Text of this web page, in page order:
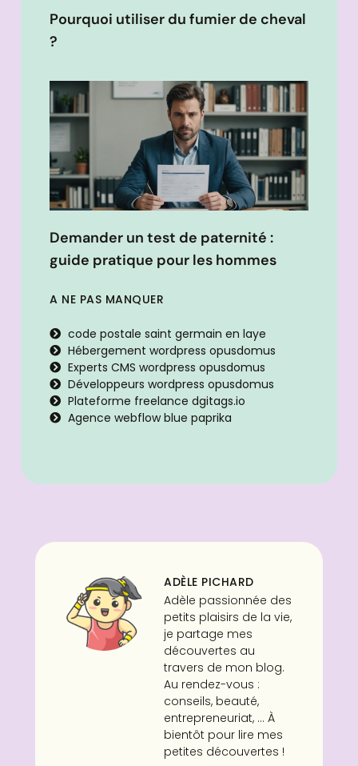
Pourquoi utiliser du fumier de cheval
?
Demander un test de paternité :
guide pratique pour les hommes
A NE PAS MANQUER
code postale saint germain en laye
Hébergement wordpress opusdomus
Experts CMS wordpress opusdomus
Développeurs wordpress opusdomus
Plateforme freelance dgitags.io
Agence webflow blue paprika
ADÈLE PICHARD
Adèle passionnée des
petits plaisirs de la vie,
je partage mes
découvertes au
travers de mon blog.
Au rendez-vous :
conseils, beauté,
entrepreneuriat, ... À
bientôt pour lire mes
petites découvertes !